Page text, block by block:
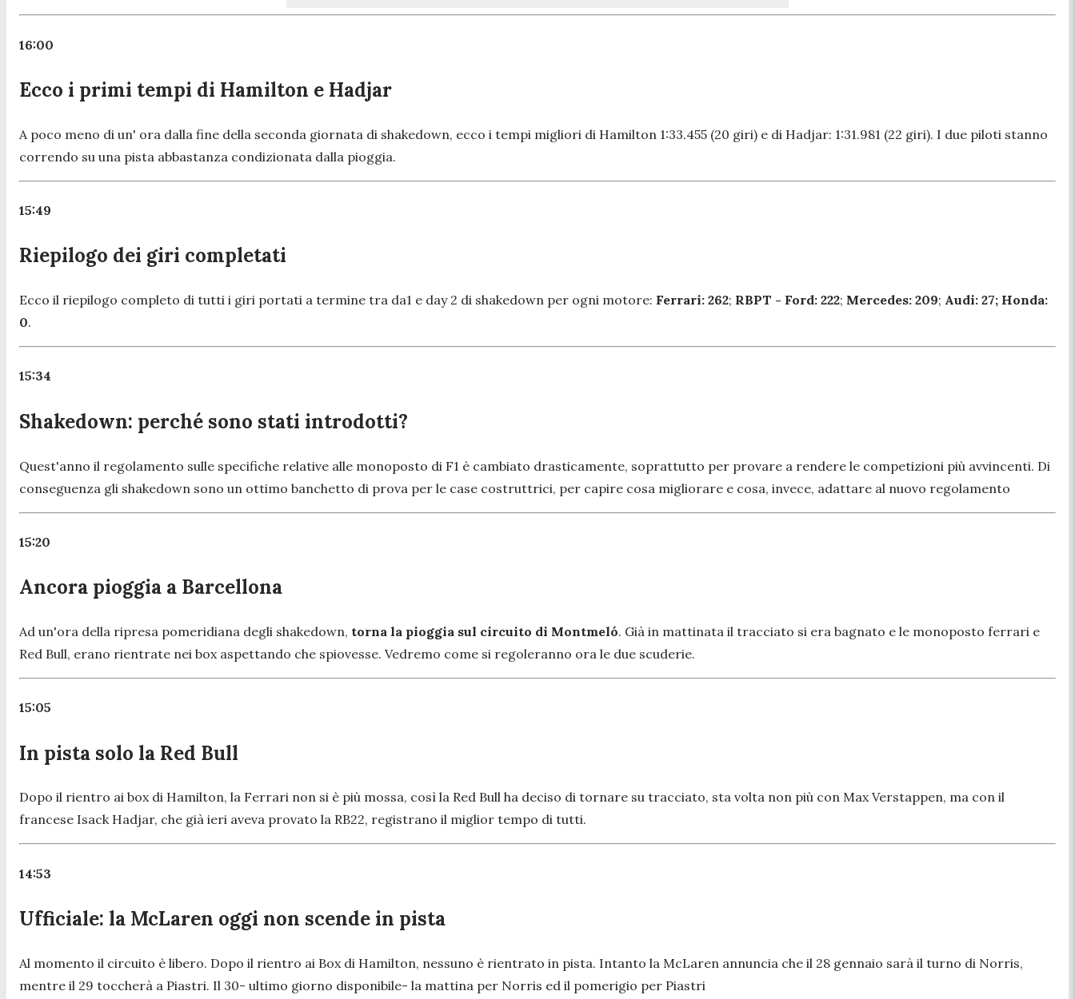
16:00
Ecco i primi tempi di Hamilton e Hadjar
A poco meno di un' ora dalla fine della seconda giornata di shakedown, ecco i tempi migliori di Hamilton 1:33.455 (20 giri) e di Hadjar: 1:31.981 (22 giri). I due piloti stanno
correndo su una pista abbastanza condizionata dalla pioggia.
15:49
Riepilogo dei giri completati
Ecco il riepilogo completo di tutti i giri portati a termine tra da1 e day 2 di shakedown per ogni motore: Ferrari: 262; RBPT - Ford: 222; Mercedes: 209; Audi: 27; Honda:
0.
15:34
Shakedown: perché sono stati introdotti?
Quest'anno il regolamento sulle specifiche relative alle monoposto di F1 è cambiato drasticamente, soprattutto per provare a rendere le competizioni più avvincenti. Di
conseguenza gli shakedown sono un ottimo banchetto di prova per le case costruttrici, per capire cosa migliorare e cosa, invece, adattare al nuovo regolamento
15:20
Ancora pioggia a Barcellona
Ad un'ora della ripresa pomeridiana degli shakedown, torna la pioggia sul circuito di Montmeló. Già in mattinata il tracciato si era bagnato e le monoposto ferrari e
Red Bull, erano rientrate nei box aspettando che spiovesse. Vedremo come si regoleranno ora le due scuderie.
15:05
In pista solo la Red Bull
Dopo il rientro ai box di Hamilton, la Ferrari non si è più mossa, così la Red Bull ha deciso di tornare su tracciato, sta volta non più con Max Verstappen, ma con il
francese Isack Hadjar, che già ieri aveva provato la RB22, registrano il miglior tempo di tutti.
14:53
Ufficiale: la McLaren oggi non scende in pista
Al momento il circuito è libero. Dopo il rientro ai Box di Hamilton, nessuno è rientrato in pista. Intanto la McLaren annuncia che il 28 gennaio sarà il turno di Norris,
mentre il 29 toccherà a Piastri. Il 30- ultimo giorno disponibile- la mattina per Norris ed il pomerigio per Piastri